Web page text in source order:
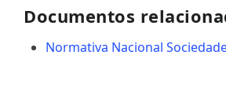
Documentos
Normativa Nacional